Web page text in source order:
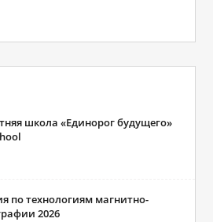
школа «Единорог будущего»
по технологиям магнитно-
2026